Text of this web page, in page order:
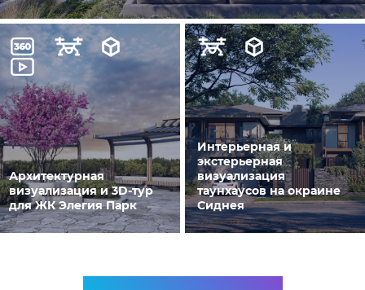
Архитектурная
визуализация и 3D-тур
для ЖК Элегия Парк
Интерьерная и
экстерьерная
визуализация
таунхаусов на окраине
Сиднея